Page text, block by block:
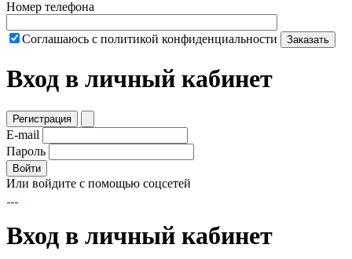
Номер телефона
Соглашаюсь с политикой конфиденциальности Заказать
Вход в личный кабинет
Регистрация
E-mail
Пароль
Войти
Или войдите с помощью соцсетей
Вход в личный кабинет